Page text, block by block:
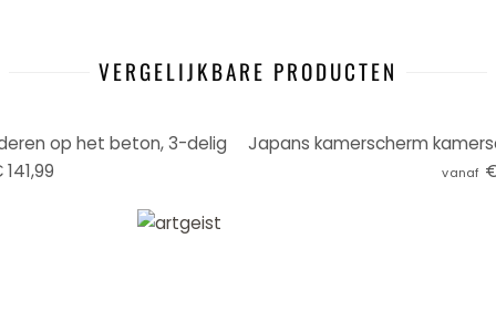
VERGELIJKBARE PRODUCTEN
op het beton, 3-delig
vanaf